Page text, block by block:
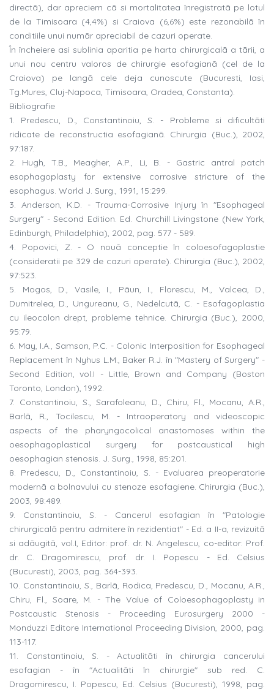
directã), dar apreciem cã si mortalitatea înregistratã pe lotul
de la Timisoara (4,4%) si Craiova (6,6%) este rezonabilã în
conditiile unui numãr apreciabil de cazuri operate.
În încheiere asi sublinia aparitia pe harta chirurgicalã a tãrii, a
unui nou centru valoros de chirurgie esofagianã (cel de la
Craiova) pe langã cele deja cunoscute (Bucuresti, Iasi,
Tg.Mures, Cluj-Napoca, Timisoara, Oradea, Constanta).
Bibliografie
1. Predescu, D., Constantinoiu, S. - Probleme si dificultãti
ridicate de reconstructia esofagianã. Chirurgia (Buc.), 2002,
97:187.
2. Hugh, T.B., Meagher, A.P., Li, B. - Gastric antral patch
esophagoplasty for extensive corrosive stricture of the
esophagus. World J. Surg., 1991, 15:299.
3. Anderson, K.D. - Trauma-Corrosive Injury în "Esophageal
Surgery" - Second Edition. Ed. Churchill Livingstone (New York,
Edinburgh, Philadelphia), 2002, pag. 577 - 589.
4. Popovici, Z. - O nouã conceptie în coloesofagoplastie
(consideratii pe 329 de cazuri operate). Chirurgia (Buc.), 2002,
97:523.
5. Mogos, D., Vasile, I., Pãun, I., Florescu, M., Valcea, D.,
Dumitrelea, D., Ungureanu, G., Nedelcutã, C. - Esofagoplastia
cu ileocolon drept, probleme tehnice. Chirurgia (Buc.), 2000,
95:79.
6. May, I.A., Samson, P.C. - Colonic Interposition for Esophageal
Replacement în Nyhus L.M., Baker R.J. în "Mastery of Surgery" -
Second Edition, vol.I - Little, Brown and Company (Boston
Toronto, London), 1992.
7. Constantinoiu, S., Sarafoleanu, D., Chiru, Fl., Mocanu, A.R.,
Barlã, R., Tocilescu, M. - Intraoperatory and videoscopic
aspects of the pharyngocolical anastomoses within the
oesophagoplastical surgery for postcaustical high
oesophagian stenosis. J. Surg., 1998, 85:201.
8. Predescu, D., Constantinoiu, S. - Evaluarea preoperatorie
modernã a bolnavului cu stenoze esofagiene. Chirurgia (Buc.),
2003, 98:489.
9. Constantinoiu, S. - Cancerul esofagian în "Patologie
chirurgicalã pentru admitere în rezidentiat" - Ed. a II-a, revizuitã
si adãugitã, vol.I, Editor: prof. dr. N. Angelescu, co-editor: Prof.
dr. C. Dragomirescu, prof. dr. I. Popescu - Ed. Celsius
(Bucuresti), 2003, pag. 364-393.
10. Constantinoiu, S., Barlã, Rodica, Predescu, D., Mocanu, A.R.,
Chiru, Fl., Soare, M. - The Value of Coloesophagoplasty in
Postcaustic Stenosis - Proceeding Eurosurgery 2000 -
Monduzzi Editore International Proceeding Division, 2000, pag.
113-117.
11. Constantinoiu, S. - Actualitãti în chirurgia cancerului
esofagian - în "Actualitãti în chirurgie" sub red. C.
Dragomirescu, I. Popescu, Ed. Celsius (Bucuresti), 1998, pag.